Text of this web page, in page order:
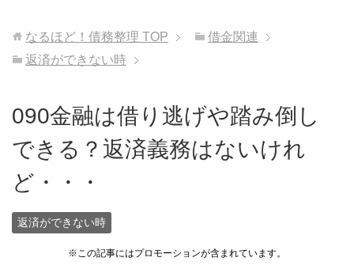
なるほど！債務整理 TOP
借金関連
返済ができない時
090金融は借り逃げや踏み倒し
できる？返済義務はないけれ
ど・・・
返済ができない時
※この記事にはプロモーションが含まれています。